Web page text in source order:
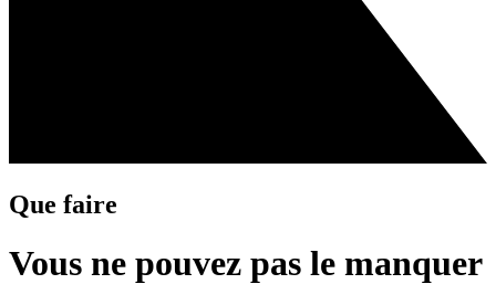
Que faire
Vous ne pouvez pas le manquer